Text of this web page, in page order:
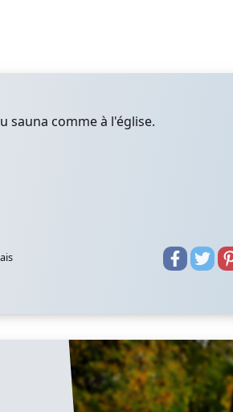
sauna comme à l'église.